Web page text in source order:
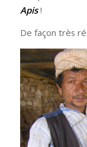
Apis!
De façon très